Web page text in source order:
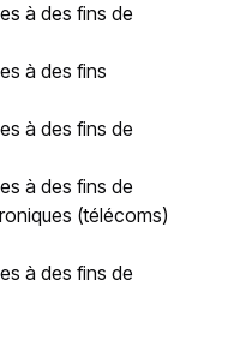
à des fins de
à des fins
à des fins de
à des fins de
(télécoms)
à des fins de